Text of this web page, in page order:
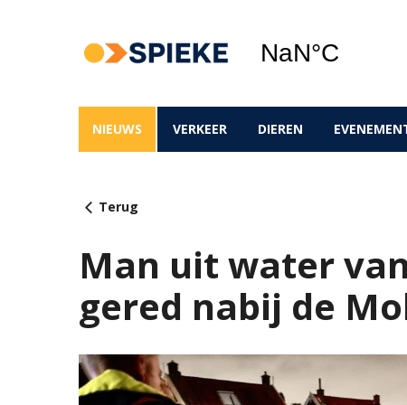
NIEUWS VERKEER DIEREN
Terug
Man uit water
gered nabij de